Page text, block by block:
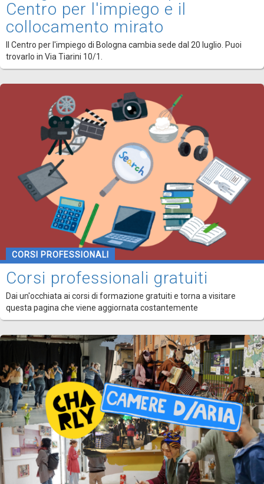
Centro per l'impiego e il
collocamento mirato
Il Centro per l'impiego di Bologna cambia sede dal 20 luglio. Puoi
trovarlo in Via Tiarini 10/1.
CORSI PROFESSIONALI
Corsi professionali gratuiti
Dai un'occhiata ai corsi di formazione gratuiti e torna a visitare
questa pagina che viene aggiornata costantemente